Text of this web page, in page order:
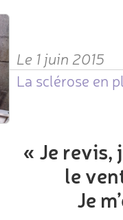
Le 1 juin 2015
La sclérose en
« Je revis,
le
Je